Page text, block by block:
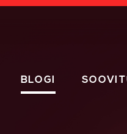
BLOGI